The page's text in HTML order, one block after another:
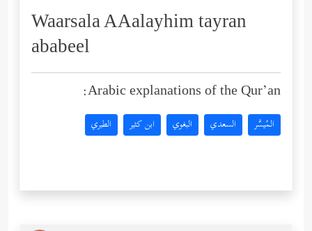
Waarsala AAalayhim tayran
ababeel
Arabic explanations of the Qur’an:
المُيسَّر السعدي البغوي ابن كثير الطبري